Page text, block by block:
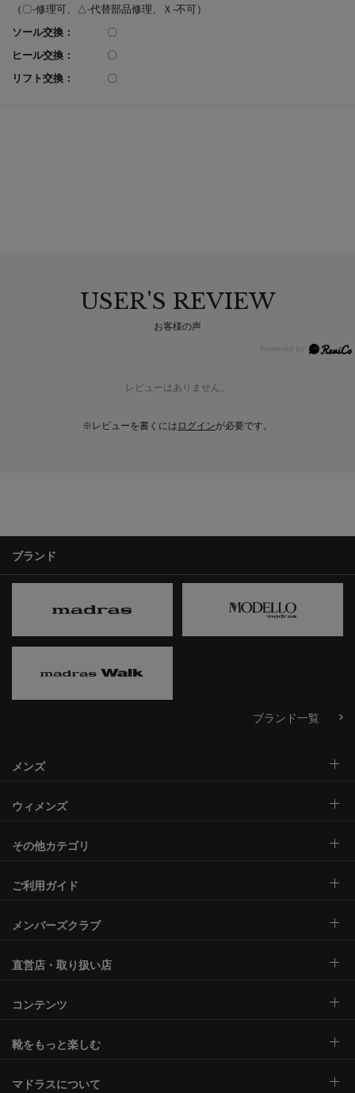
（〇-修理可、△-代替部品修理、Ｘ-不可）
ソール交換：
〇
ヒール交換：
〇
リフト交換：
〇
USER'S REVIEW
お客様の声
レビューはありません。
※レビューを書くには ログインが必要です。
ブランド
ブランド一覧
メンズ
ウィメンズ
その他カテゴリ
ご利用ガイド
メンバーズクラブ
直営店・取り扱い店
コンテンツ
靴をもっと楽しむ
マドラスについて